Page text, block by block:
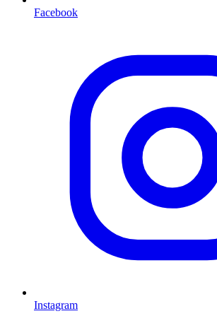
Facebook
Instagram